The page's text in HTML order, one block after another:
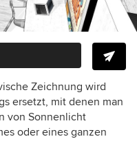
Zeichnung wird
ersetzt, mit denen man
von Sonnenlicht
oder eines ganzen